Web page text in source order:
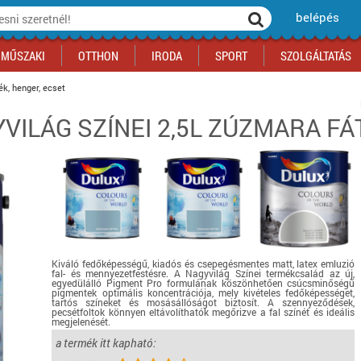
belépés
akciók
Sport akciók
Regisztrálj az oldalunkra INGYEN itt ››
Regisztrálj az oldalunkra INGYEN itt ››
MŰSZAKI
Regisztrálj az oldalunkra INGYEN itt ››
OTTHON
Építkezés
Iskolakezdés, papír, írószer
Háziállatok
Bébi
Gyógyászati segédeszköz
Biztonságtechnika
Ünnepi dekoráció
Fűtés
Autó
Ingatlan
Regisztrálj az oldalunkra INGYEN itt ››
IRODA
Regisztrálj az oldalunkra INGYEN itt ››
SPORT
Fitneszközpont
Motor
Regisztrálj az oldalunkra INGYEN itt ››
SZOLGÁLTATÁS
parkolás
Regisztrálj az oldalunkra INGYEN itt ››
ital
Regisztrálj az oldalunkra INGYEN itt ››
henger, ecset
SZÍNEI 2,5L ZÚZMARA
Kiváló fedőképességű, kiadós és csepegésmentes matt, latex emluzió
fal- és mennyezetfestésre. A Nagyvilág Színei termékcsalád az új,
egyedülálló Pigment Pro formulának köszönhetően csúcsminőségű
pigmentek optimális koncentrációja, mely kivételes fedőképességet,
tartós színeket és mosásállóságot biztosít. A szennyeződések,
pecsétfoltok könnyen eltávolíthatók megőrizve a fal színét és ideális
megjelenését.
részletek...
a termék itt kapható: